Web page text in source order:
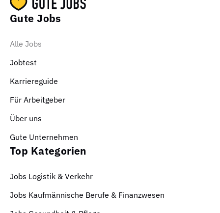
Gute Jobs
Alle Jobs
Jobtest
Karriereguide
Für Arbeitgeber
Über uns
Gute Unternehmen
Top Kategorien
Jobs Logistik & Verkehr
Jobs Kaufmännische Berufe & Finanzwesen